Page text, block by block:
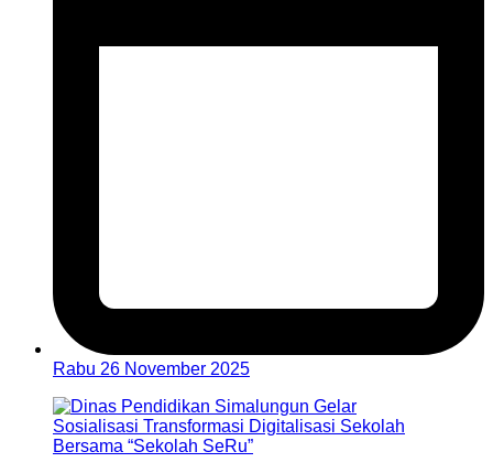
Rabu 26 November 2025